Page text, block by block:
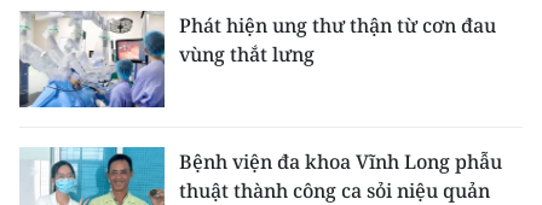
Phát hiện ung thư thận từ cơn đau
vùng thắt lưng
Bệnh viện đa khoa Vĩnh Long phẫu
thuật thành công ca sỏi niệu quản